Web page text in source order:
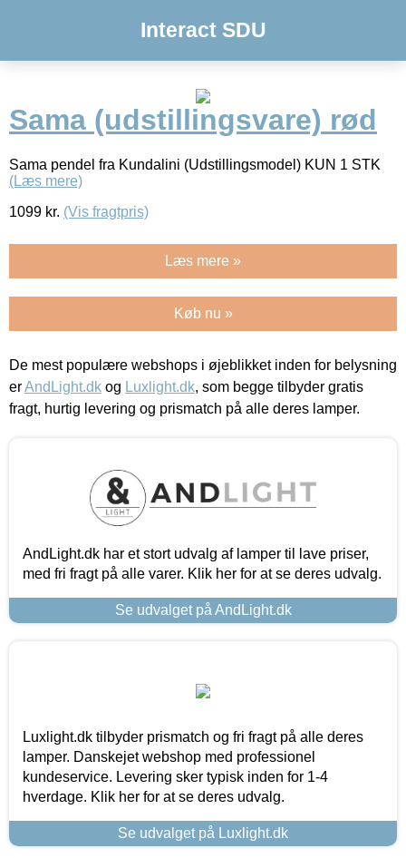
Interact SDU
Sama (udstillingsvare) rød
Sama pendel fra Kundalini (Udstillingsmodel) KUN 1 STK
(Læs mere)
1099 kr. (Vis fragtpris)
Læs mere »
Køb nu »
De mest populære webshops i øjeblikket inden for belysning
erAndLight.dk og Luxlight.dk, som begge tilbyder gratis
fragt, hurtig levering og prismatch på alle deres lamper.
AndLight.dk har et stort udvalg af lamper til lave priser,
med fri fragt på alle varer. Klik her for at se deres udvalg.
Se udvalget på AndLight.dk
Luxlight.dk tilbyder prismatch og fri fragt på alle deres
lamper. Danskejet webshop med professionel
kundeservice. Levering sker typisk inden for 1-4
hverdage. Klik her for at se deres udvalg.
Se udvalget på Luxlight.dk